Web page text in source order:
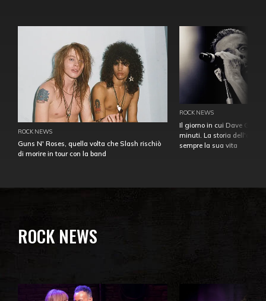
ROCK NEWS
Guns N' Roses, quella volta che Slash rischiò
di morire in tour con la band
ROCK NEWS
Il giorno in cui Dave
minuti. La storia
sempre la sua vita
ROCK NEWS